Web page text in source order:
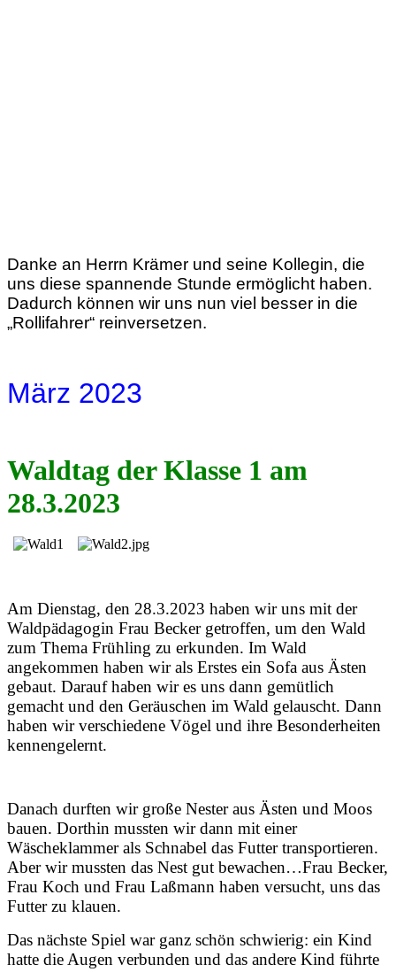
Danke an Herrn Krämer und seine Kollegin, die
uns diese spannende Stunde ermöglicht haben.
Dadurch können wir uns nun viel besser in die
„Rollifahrer“ reinversetzen.
März 2023
Waldtag der Klasse 1 am
28.3.2023
Am Dienstag, den 28.3.2023 haben wir uns mit der
Waldpädagogin Frau Becker getroffen, um den Wald
zum Thema Frühling zu erkunden. Im Wald
angekommen haben wir als Erstes ein Sofa aus Ästen
gebaut. Darauf haben wir es uns dann gemütlich
gemacht und den Geräuschen im Wald gelauscht. Dann
haben wir verschiedene Vögel und ihre Besonderheiten
kennengelernt.
Danach durften wir große Nester aus Ästen und Moos
bauen. Dorthin mussten wir dann mit einer
Wäscheklammer als Schnabel das Futter transportieren.
Aber wir mussten das Nest gut bewachen…Frau Becker,
Frau Koch und Frau Laßmann haben versucht, uns das
Futter zu klauen.
Das nächste Spiel war ganz schön schwierig: ein Kind
hatte die Augen verbunden und das andere Kind führte